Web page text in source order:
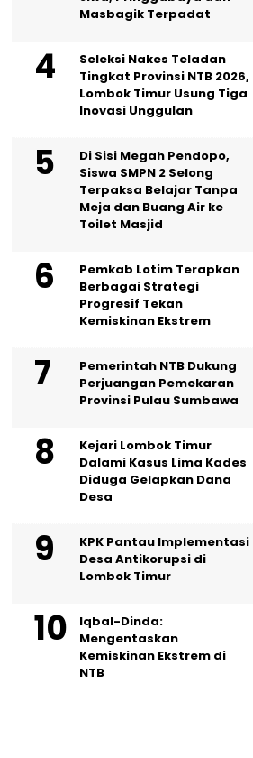
Masbagik Terpadat
Seleksi Nakes Teladan
Tingkat Provinsi NTB 2026,
Lombok Timur Usung Tiga
Inovasi Unggulan
Di Sisi Megah Pendopo,
Siswa SMPN 2 Selong
Terpaksa Belajar Tanpa
Meja dan Buang Air ke
Toilet Masjid
Pemkab Lotim Terapkan
Berbagai Strategi
Progresif Tekan
Kemiskinan Ekstrem
Pemerintah NTB Dukung
Perjuangan Pemekaran
Provinsi Pulau Sumbawa
Kejari Lombok Timur
Dalami Kasus Lima Kades
Diduga Gelapkan Dana
Desa
KPK Pantau Implementasi
Desa Antikorupsi di
Lombok Timur
Iqbal-Dinda:
Mengentaskan
Kemiskinan Ekstrem di
NTB